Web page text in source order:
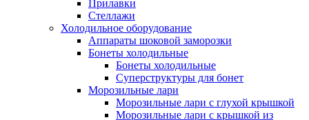
Прилавки
Стеллажи
Холодильное оборудование
Аппараты шоковой заморозки
Бонеты холодильные
Бонеты холодильные
Суперструктуры для бонет
Морозильные лари
Морозильные лари с глухой крышкой
Морозильные лари с крышкой из